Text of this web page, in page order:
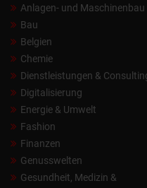
Anlagen- und Maschinenbau
Bau
Belgien
Chemie
Dienstleistungen &
Digitalisierung
Energie & Umwelt
Fashion
Finanzen
Genusswelten
Gesundheit, Medizin &